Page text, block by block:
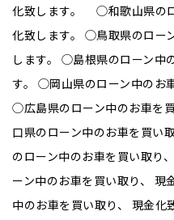
化致します。 ◯和歌山県の
化致します。 ◯鳥取県のロー
します。 ◯島根県のローン中
す。 ◯岡山県のローン中のお
◯広島県のローン中のお車を
口県のローン中のお車を買い
のローン中のお車を買い取り
ーン中のお車を買い取り、
中のお車を買い取り、 現金